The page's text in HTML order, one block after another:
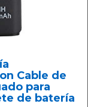
Cable de
para
de batería